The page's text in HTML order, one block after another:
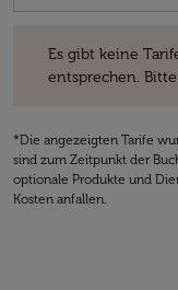
Es gibt keine
entsprechen.
*Die angezeigten Tarife
sind zum Zeitpunkt der
optionale Produkte und
Kosten anfallen.